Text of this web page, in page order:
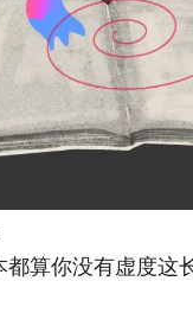
都算你没有虚度这